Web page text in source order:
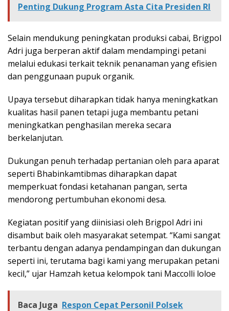
Penting Dukung Program Asta Cita Presiden RI
Selain mendukung peningkatan produksi cabai, Brigpol
Adri juga berperan aktif dalam mendampingi petani
melalui edukasi terkait teknik penanaman yang efisien
dan penggunaan pupuk organik.
Upaya tersebut diharapkan tidak hanya meningkatkan
kualitas hasil panen tetapi juga membantu petani
meningkatkan penghasilan mereka secara
berkelanjutan.
Dukungan penuh terhadap pertanian oleh para aparat
seperti Bhabinkamtibmas diharapkan dapat
memperkuat fondasi ketahanan pangan, serta
mendorong pertumbuhan ekonomi desa.
Kegiatan positif yang diinisiasi oleh Brigpol Adri ini
disambut baik oleh masyarakat setempat. “Kami sangat
terbantu dengan adanya pendampingan dan dukungan
seperti ini, terutama bagi kami yang merupakan petani
kecil,” ujar Hamzah ketua kelompok tani Maccolli loloe
Baca Juga Respon Cepat Personil Polsek